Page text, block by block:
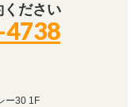
ください
ー30 1F